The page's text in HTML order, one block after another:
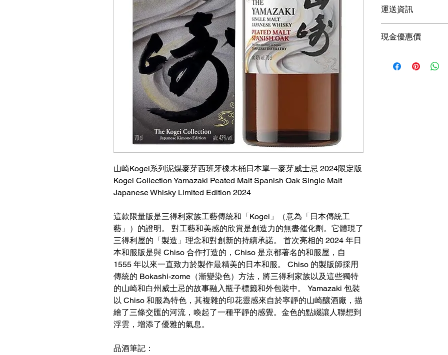
山崎Kogei系列泥煤麥芽西班牙橡木桶日本單一麥芽威士忌 2024限定版
Kogei Collection Yamazaki Peated Malt Spanish Oak Single Malt
Japanese Whisky Limited Edition 2024
這款限量版是三得利家族工藝傳統和「Kogei」（意為「日本傳統工
藝」）的證明。 對工藝和美感的欣賞是創造力的無盡催化劑。它體現了
三得利屋的「製造」理念和對創新的持續承諾。 首次亮相的 2024 年日
本和服版是與 Chiso 合作打造的，Chiso 是京都著名的和服屋，自
1555 年以來一直致力於製作最精美的日本和服。 Chiso 的製版師採用
傳統的 Bokashi-zome（漸變染色）方法，將三得利家族以及這些獨特
的山崎和白州威士忌的故事融入瓶子標籤和外包裝中。 Yamazaki 包裝
以 Chiso 和服為特色，其複雜的印花靈感來自於寧靜的山崎釀酒廠，描
繪了三條交匯的河流，喚起了一種平靜的感覺。金色的點綴讓人聯想到
浮雲，增添了優雅的氣息。
品酒筆記：
運送資訊
；港幣1000元以下
現金優惠價
款可獲額外5％折扣